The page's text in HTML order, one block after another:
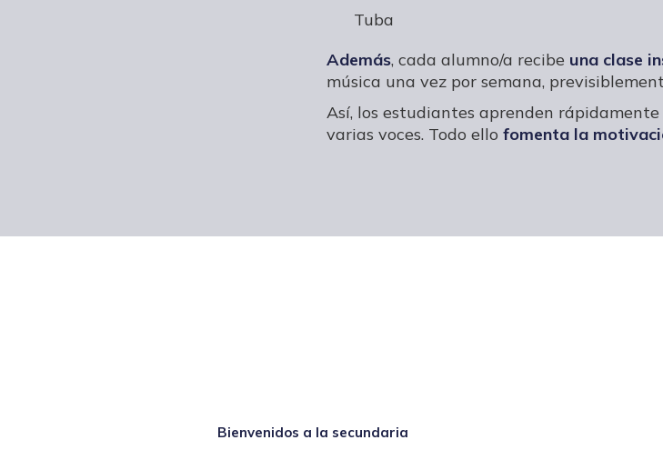
Tuba
Además, cada alumno/a recibe una clase
música una vez por semana,
Así, los estudiantes aprenden
varias voces. Todo ello fomenta la
Bienvenidos a la secundaria